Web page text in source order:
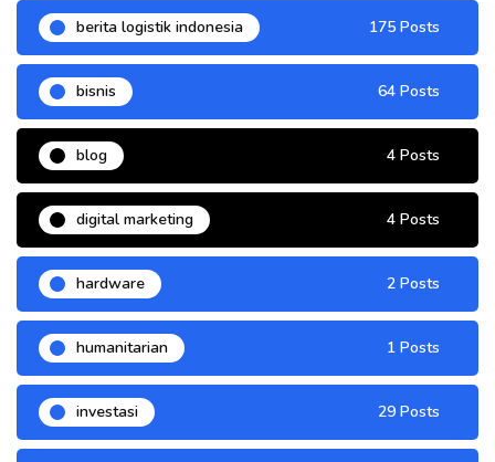
berita logistik indonesia 175 Posts
bisnis 64 Posts
blog 4 Posts
digital marketing 4 Posts
hardware 2 Posts
humanitarian 1 Posts
investasi 29 Posts